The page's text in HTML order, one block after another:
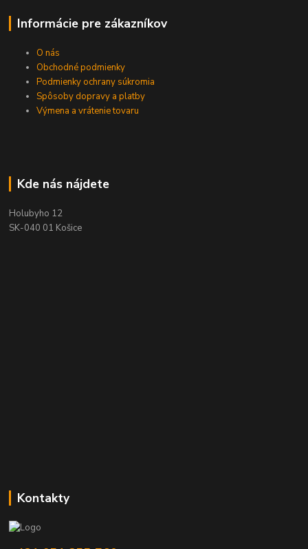
Informácie pre zákazníkov
O nás
Obchodné podmienky
Podmienky ochrany súkromia
Spôsoby dopravy a platby
Výmena a vrátenie tovaru
Kde nás nájdete
Holubyho 12
SK-040 01 Košice
Kontakty